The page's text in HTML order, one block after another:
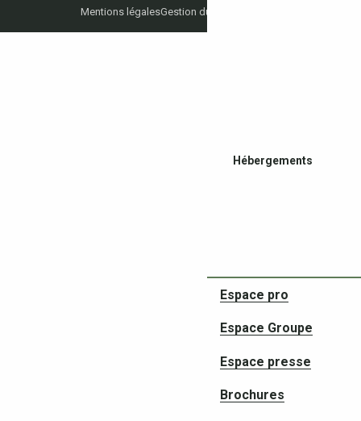
Hébergements
Restaurants
Espace pro
Espace Groupe
Espace presse
Brochures
Mentions légalesGestion du consentement